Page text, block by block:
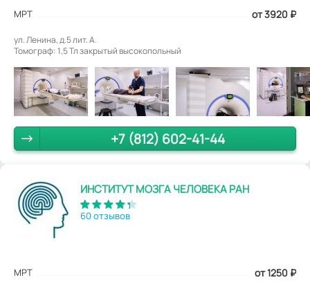
МРТ от 3920 ₽
ул. Ленина, д.5 лит. А.
Томограф: 1,5 Тл закрытый высокопольный
+7 (812) 602-41-44
ИНСТИТУТ МОЗГА ЧЕЛОВЕКА РАН
60 отзывов
МРТ от 1250 ₽